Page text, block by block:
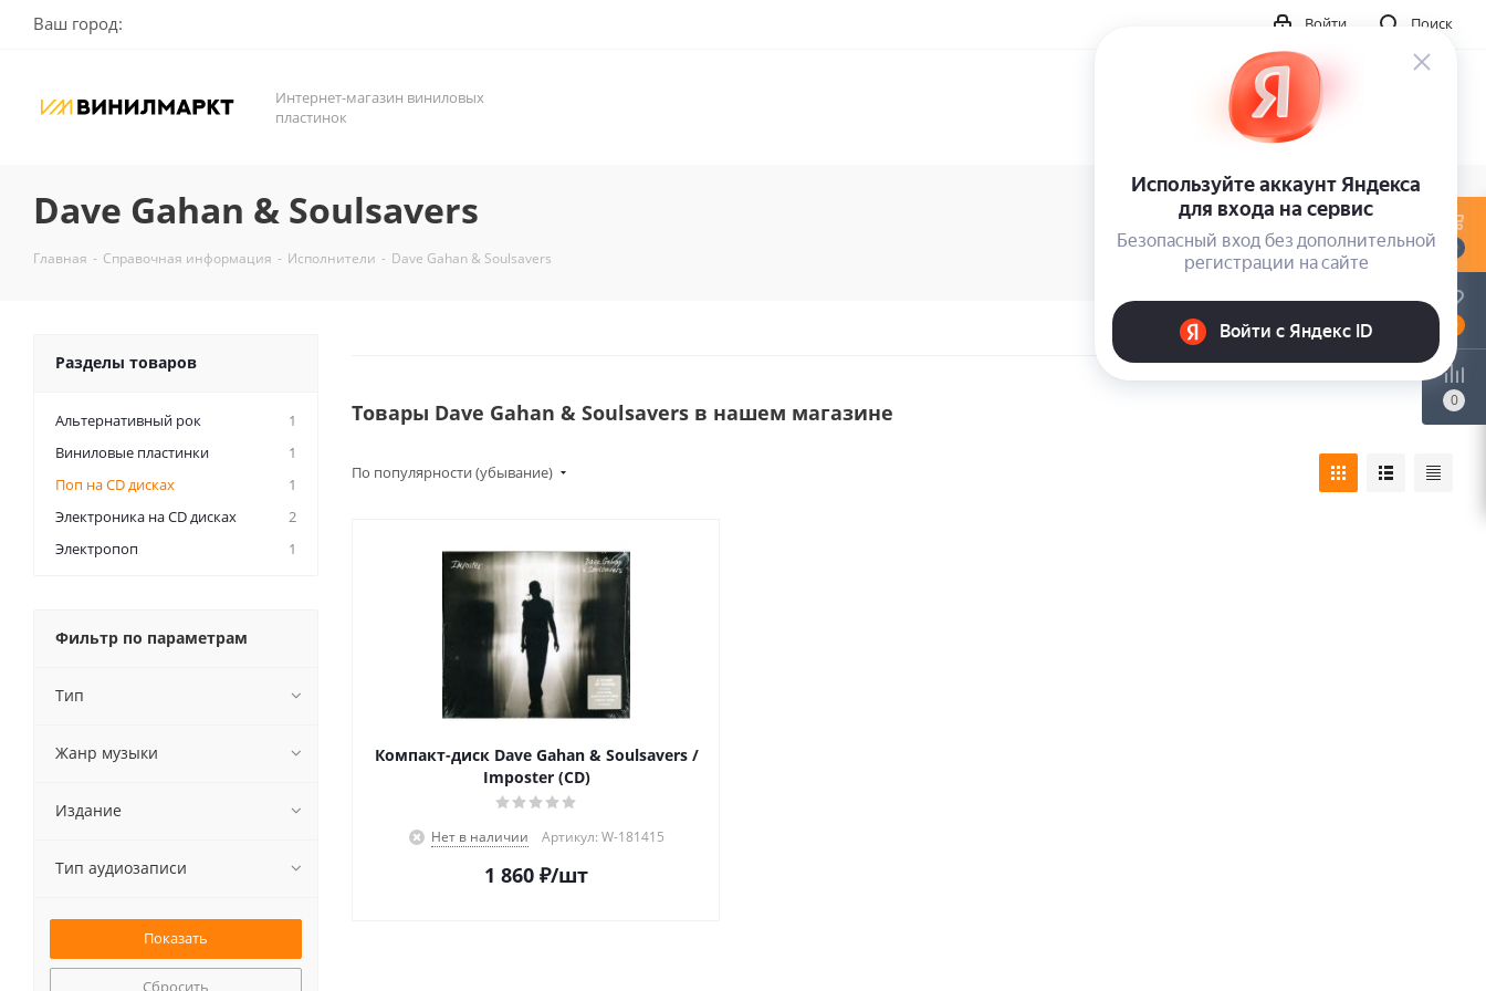
Ваш город: Поиск
Войти
Интернет-магазин виниловых
пластинок
Dave Gahan & Soulsavers
Главная - Справочная информация - Исполнители - Dave Gahan & Soulsavers
Товары Dave Gahan & Soulsavers в нашем магазине
По популярности (убывание)
Компакт-диск Dave Gahan & Soulsavers /
Imposter (CD)
Нет в наличии Артикул: W-181415
1 860 ₽/шт
Разделы товаров
Альтернативный рок
1
Виниловые пластинки
1
Поп на CD дисках
1
Электроника на CD дисках
2
Электропоп
1
Фильтр по параметрам
Тип
Жанр музыки
Издание
Тип аудиозаписи
Сбросить
0
0
0